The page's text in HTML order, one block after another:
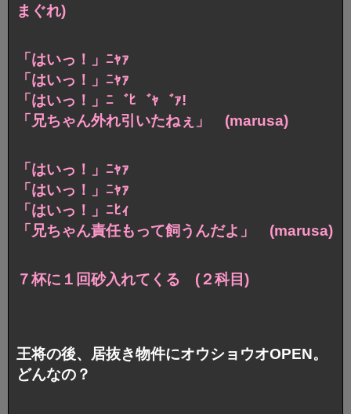
まぐれ)
「はいっ！」ﾆｬｧ
「はいっ！」ﾆｬｧ
「はいっ！」ﾆ゛ﾋ゛ｬ゛ｧ!
「兄ちゃん外れ引いたねぇ」 (marusa)
「はいっ！」ﾆｬｧ
「はいっ！」ﾆｬｧ
「はいっ！」ﾆﾋｨ
「兄ちゃん責任もって飼うんだよ」 (marusa)
７杯に１回砂入れてくる (２科目)
王将の後、居抜き物件にオウショウオOPEN。
どんなの？